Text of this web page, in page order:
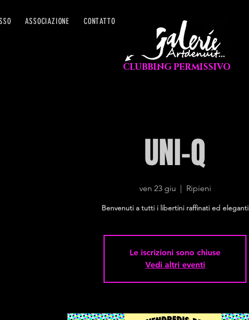
ASSOCIAZIONE CONTATTO
CLUBBING PERMISSIVO
UNI-Q
ven 23 giu
  |
Ripieni
Benvenuti a tutti i libertini raffinati ed eleganti
Le iscrizioni sono chiuse
Vedi altri eventi